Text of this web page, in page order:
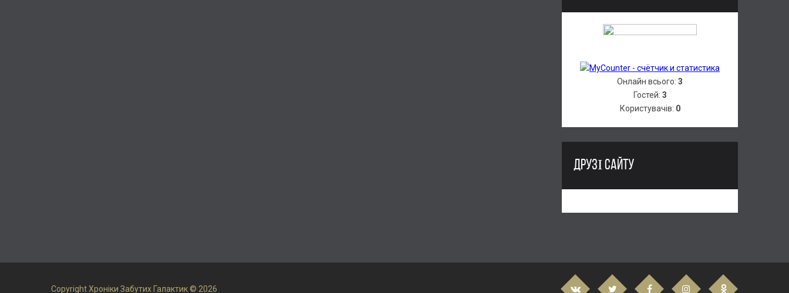
Онлайн всього: 3
Гостей: 3
Користувачів: 0
ДРУЗІ САЙТУ
Copyright Хроніки Забутих Галактик © 2026